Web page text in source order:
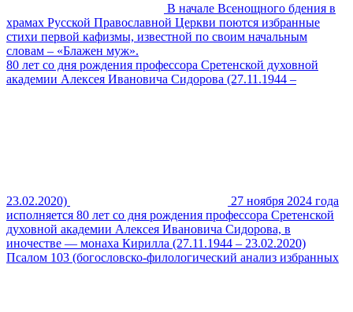
В начале Всенощного бдения в
храмах Русской Православной Церкви поются избранные
стихи первой кафизмы, известной по своим начальным
словам – «Блажен муж».
80 лет со дня рождения профессора Сретенской духовной
академии Алексея Ивановича Сидорова (27.11.1944 –
23.02.2020)
27 ноября 2024 года
исполняется 80 лет со дня рождения профессора Сретенской
духовной академии Алексея Ивановича Сидорова, в
иночестве — монаха Кирилла (27.11.1944 – 23.02.2020)
Псалом 103 (богословско-филологический анализ избранных